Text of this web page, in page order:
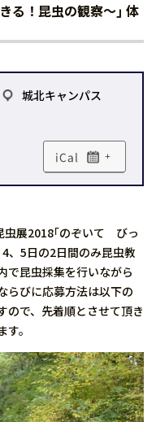
る！昆虫の観察〜｣ 体
城北キャンパス
+
虫展2018｢のぞいて びっ
、5日の2日間のみ昆虫教
で昆虫採集を行いながら
らびに応募方法は以下の
ので、先着順とさせて頂き
。